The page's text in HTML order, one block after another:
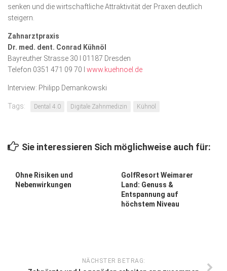
senken und die wirtschaftliche Attraktivität der Praxen deutlich
steigern.
Zahnarztpraxis
Dr. med. dent. Conrad Kühnöl
Bayreuther Strasse 30 I 01187 Dresden
Telefon 0351 471 09 70 I www.kuehnoel.de
Interview: Philipp Demankowski
Tags: Dental 4.0 Digitale Zahnmedizin Kühnöl
Sie interessieren Sich möglichweise auch für:
Ohne Risiken und
Nebenwirkungen
GolfResort Weimarer
Land: Genuss &
Entspannung auf
höchstem Niveau
NÄCHSTER BETRAG: